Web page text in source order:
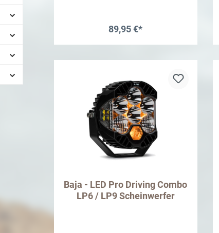
89,95 €*
Baja - LED Pro Driving Combo
LP6 / LP9 Scheinwerfer